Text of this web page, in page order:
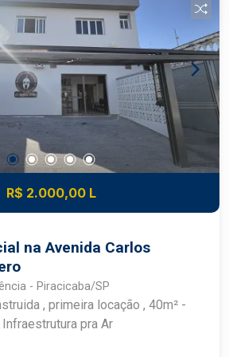
R$ 2.000,00 L
na Avenida Carlos
- Piracicaba/SP
, primeira locação , 40m² -